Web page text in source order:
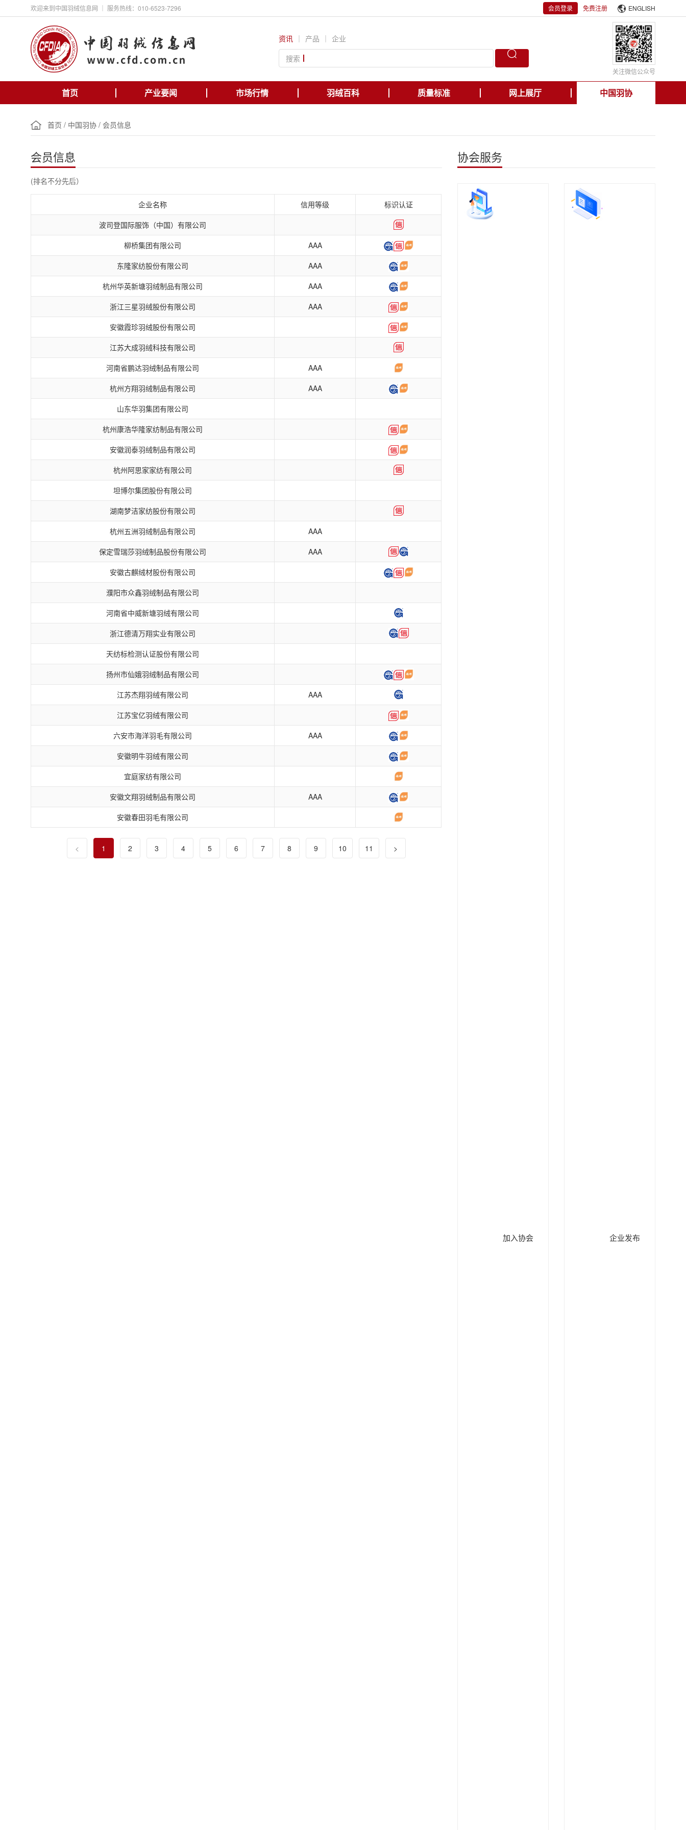
欢迎来到中国羽绒信息网 ｜ 服务热线：010-6523-7296 会员登录 免费注册 ENGLISH
资讯 ｜ 产品 ｜ 企业
搜索
关注微信公众号
首页 产业要闻 市场行情 羽绒百科 质量标准 网上展厅 中国羽协
首页 / 中国羽协 / 会员信息
会员信息
(排名不分先后）
企业名称 信用等级
标识认证
波司登国际服饰（中国）有限公司
柳桥集团有限公司
AAA
东隆家纺股份有限公司
AAA
杭州华英新塘羽绒制品有限公司
AAA
浙江三星羽绒股份有限公司
AAA
安徽霞珍羽绒股份有限公司
江苏大成羽绒科技有限公司
河南省鹏达羽绒制品有限公司
AAA
杭州方翔羽绒制品有限公司
AAA
山东华羽集团有限公司
杭州康浩华隆家纺制品有限公司
安徽润泰羽绒制品有限公司
杭州阿思家家纺有限公司
坦博尔集团股份有限公司
湖南梦洁家纺股份有限公司
杭州五洲羽绒制品有限公司
AAA
保定雪瑞莎羽绒制品股份有限公司
AAA
安徽古麒绒材股份有限公司
濮阳市众鑫羽绒制品有限公司
河南省中威新塘羽绒有限公司
浙江德清万翔实业有限公司
天纺标检测认证股份有限公司
扬州市仙娥羽绒制品有限公司
江苏杰翔羽绒有限公司
AAA
江苏宝亿羽绒有限公司
六安市海洋羽毛有限公司
AAA
安徽明牛羽绒有限公司
宜庭家纺有限公司
安徽文翔羽绒制品有限公司
AAA
安徽春田羽毛有限公司
< 1 2 3 4 5 6 7 8 9 10 11 >
协会服务
加入协会 企业发布